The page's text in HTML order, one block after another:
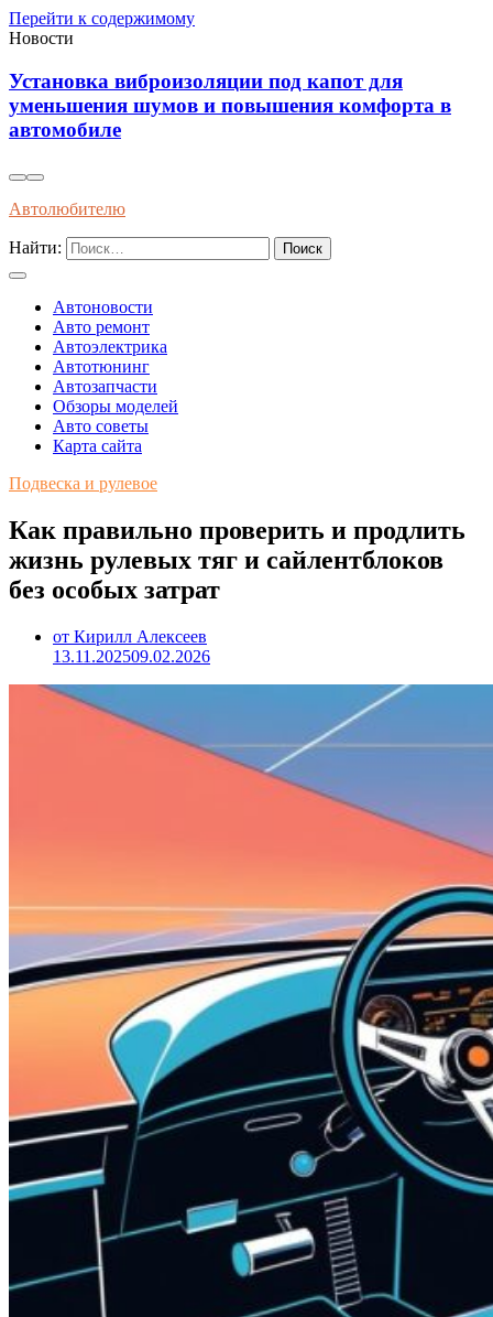
Перейти к содержимому
Новости
Влияние современного топлива на износ и
долговечность двигателей внутреннего сгорания
Автолюбителю
Найти:
Автоновости
Авто ремонт
Автоэлектрика
Автотюнинг
Автозапчасти
Обзоры моделей
Авто советы
Карта сайта
Подвеска и рулевое
Как правильно проверить и продлить
жизнь рулевых тяг и сайлентблоков
без особых затрат
от Кирилл Алексеев
13.11.202509.02.2026